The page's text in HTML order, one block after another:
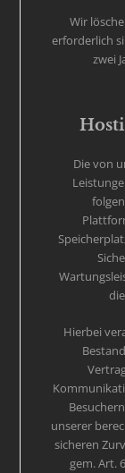
Wir
erforderlich
zwei
Die von
Hierbei
unserer
sicheren
gem. Art.